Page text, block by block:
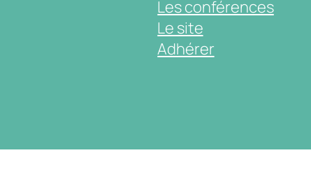
Les conférences
Le site
Adhérer